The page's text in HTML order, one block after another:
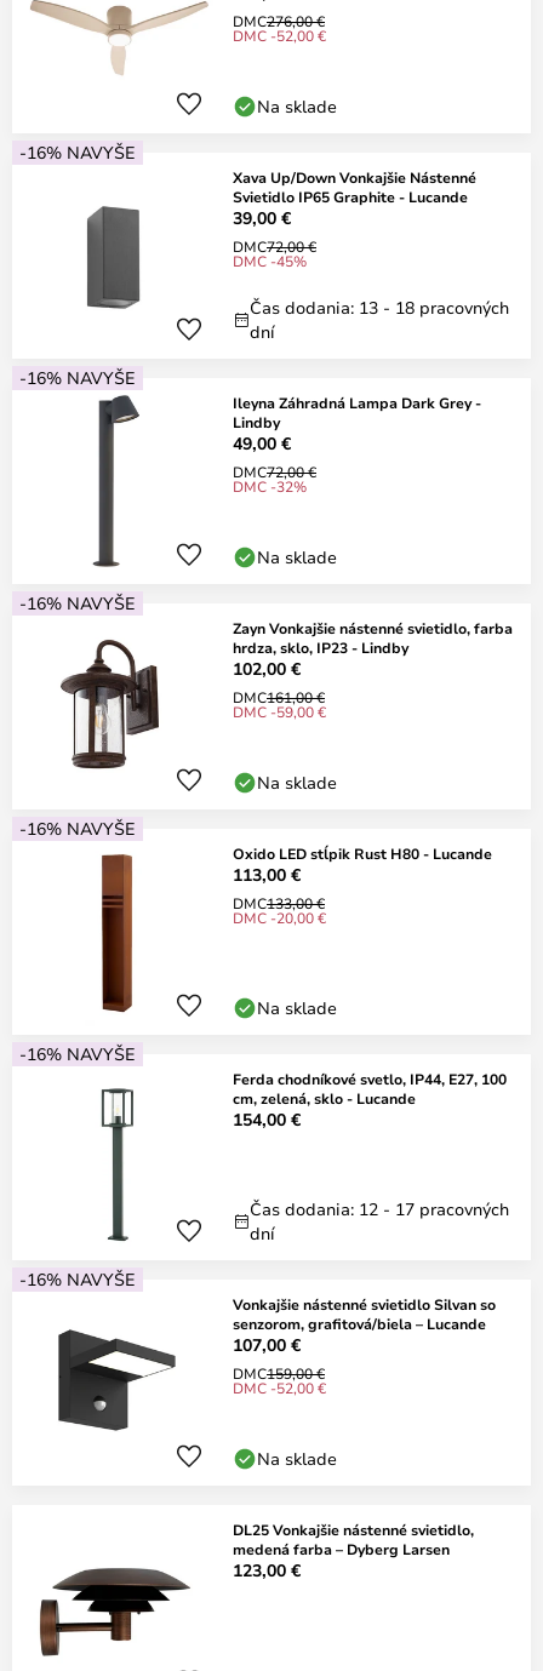
DMC276,00 €
DMC -52,00 €
Na sklade
-16% NAVYŠE
Xava Up/Down Vonkajšie Nástenné
Svietidlo IP65 Graphite - Lucande
39,00 €
DMC72,00 €
DMC -45%
Čas dodania: 13 - 18 pracovných
dní
-16% NAVYŠE
Ileyna Záhradná Lampa Dark Grey -
Lindby
49,00 €
DMC72,00 €
DMC -32%
Na sklade
-16% NAVYŠE
Zayn Vonkajšie nástenné svietidlo, farba
hrdza, sklo, IP23 - Lindby
102,00 €
DMC161,00 €
DMC -59,00 €
Na sklade
-16% NAVYŠE
Oxido LED stĺpik Rust H80 - Lucande
113,00 €
DMC133,00 €
DMC -20,00 €
Na sklade
-16% NAVYŠE
Ferda chodníkové svetlo, IP44, E27, 100
cm, zelená, sklo - Lucande
154,00 €
Čas dodania: 12 - 17 pracovných
dní
-16% NAVYŠE
Vonkajšie nástenné svietidlo Silvan so
senzorom, grafitová/biela – Lucande
107,00 €
DMC159,00 €
DMC -52,00 €
Na sklade
DL25 Vonkajšie nástenné svietidlo,
medená farba – Dyberg Larsen
123,00 €